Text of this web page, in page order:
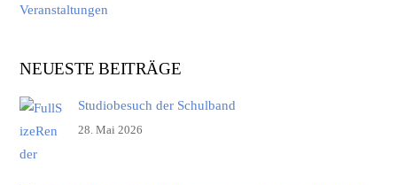
Veranstaltungen
NEUESTE BEITRÄGE
Studiobesuch der Schulband
28. Mai 2026